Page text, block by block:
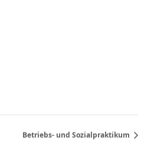
Betriebs- und Sozialpraktikum